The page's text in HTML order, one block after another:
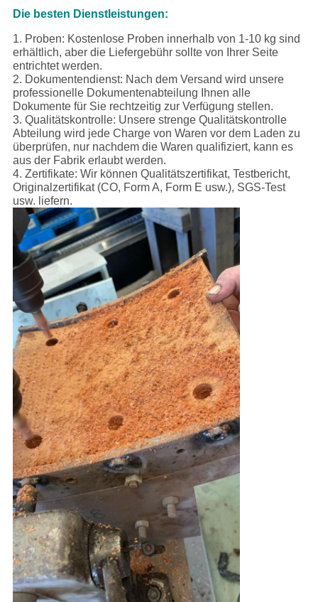
Die besten Dienstleistungen:
1. Proben: Kostenlose Proben innerhalb von 1-10 kg sind
erhältlich, aber die Liefergebühr sollte von Ihrer Seite
entrichtet werden.
2. Dokumentendienst: Nach dem Versand wird unsere
professionelle Dokumentenabteilung Ihnen alle
Dokumente für Sie rechtzeitig zur Verfügung stellen.
3. Qualitätskontrolle: Unsere strenge Qualitätskontrolle
Abteilung wird jede Charge von Waren vor dem Laden zu
überprüfen, nur nachdem die Waren qualifiziert, kann es
aus der Fabrik erlaubt werden.
4. Zertifikate: Wir können Qualitätszertifikat, Testbericht,
Originalzertifikat (CO, Form A, Form E usw.), SGS-Test
usw. liefern.